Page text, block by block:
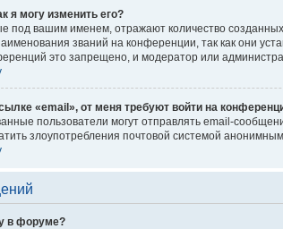
я могу изменить его?
под вашим именем, отражают количество
званий на конференции, так как они
это запрещено, и модератор или
«email», от меня требуют войти на
пользователи могут отправлять email-
злоупотребления почтовой системой
в форуме?